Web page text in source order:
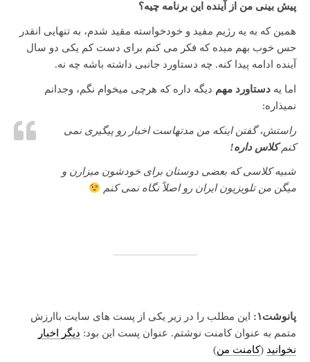
پیش بینی من از آینده این برنامه چیه؟
همین که به یه رژیم مفید و خودخواسته مقید شدم، به تنهایی انقدر
حس خوب بهم میده که فکر می کنم برای دست کم یکی دو سال
آینده ادامه پیدا کنه. چه دستاورد جانبی داشته باشه چه نه.
اما یه دستاورد مهم دیگه داره که هرچی میخوام نگم، وجدانم
نمیذاره:
راستش، گفتن اینکه من مدتهاست اخبار رو پیگیری نمی
کنمکلاس داره!
شبیه کلاسی که بعضی دوستان برای خودشون میزارن و
میگن من تلویزیون ایران رو اصلاً نگاه نمی کنم
پانوشت۱:
این مطلب را در زیر یکی از پست های سایت باارزش
متمم به عنوان کامنت نوشتم. عنوان پست این بود: دیگر اخبار
نخوانید (کامنت من)